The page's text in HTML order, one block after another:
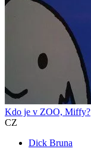
Kdo je v ZOO, Miffy?
CZ
Dick Bruna